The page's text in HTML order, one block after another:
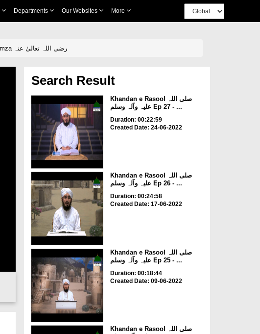
Departments Our Websites More
Khandan e Rasool صلی اللہ علیہ وآلہ وسلم Ep 19 - Syed Ush Shuhada Hazrat Hamza رضی اللہ تعالیٰ عنہ
Search Result
Khandan e Rasool صلی اللہ
علیہ وآلہ وسلم Ep 27 - ...
Duration: 00:22:59
Created Date: 24-06-2022
Khandan e Rasool صلی اللہ
علیہ وآلہ وسلم Ep 26 - ...
Duration: 00:24:58
Created Date: 17-06-2022
Khandan e Rasool صلی اللہ
علیہ وآلہ وسلم Ep 25 - ...
Duration: 00:18:44
Created Date: 09-06-2022
Khandan e Rasool صلی اللہ